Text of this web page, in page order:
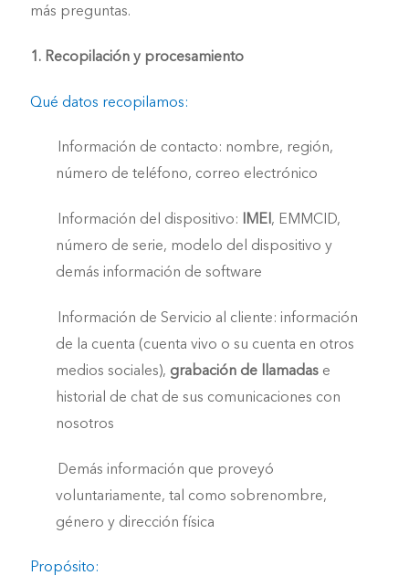
más preguntas.
1. Recopilación y procesamiento
Qué datos recopilamos:
Información de contacto: nombre, región,
número de teléfono, correo electrónico
Información del dispositivo: IMEI, EMMCID,
número de serie, modelo del dispositivo y
demás información de software
Información de Servicio al cliente: información
de la cuenta (cuenta vivo o su cuenta en otros
medios sociales), grabación de llamadas e
historial de chat de sus comunicaciones con
nosotros
Demás información que proveyó
voluntariamente, tal como sobrenombre,
género y dirección física
Propósito: